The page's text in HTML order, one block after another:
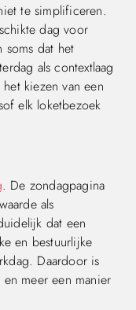
te simplificeren.
dag voor
soms dat het
als contextlaag
kiezen van een
elk loketbezoek
. De zondagpagina
als
dat een
en bestuurlijke
Daardoor is
meer een manier